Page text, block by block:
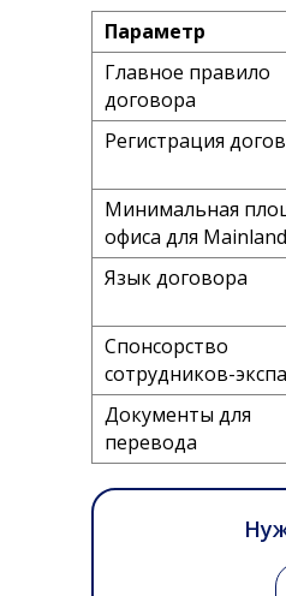
Параметр
Главное правило
договора
Регистрация
Минимальная
офиса для Mainland
Язык договора
Спонсорство
сотрудников-
Документы для
перевода